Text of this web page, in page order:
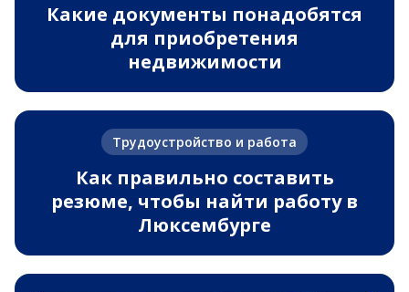
Какие документы понадобятся
для приобретения
недвижимости
Трудоустройство и работа
Как правильно составить
резюме, чтобы найти работу в
Люксембурге